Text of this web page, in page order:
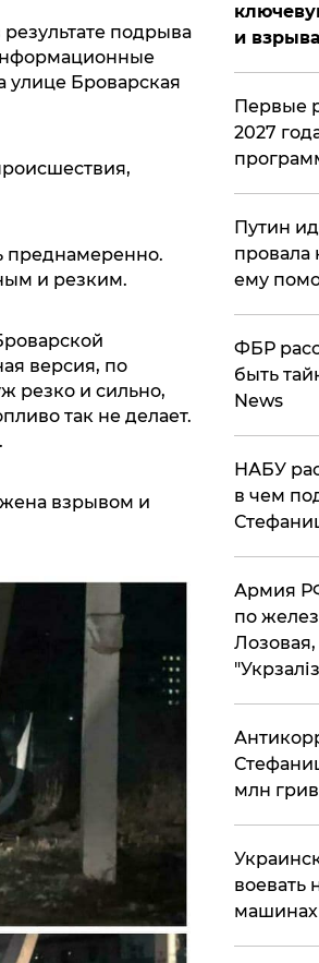
подрыва
улице Броварская
преднамеренно.
и резким.
версия, по
резко и сильно,
так не делает.
взрывом и
и
Первые
2027
Путин
провала
ему
ФБР
быть
News
НАБУ
в чем
Армия
по
млн
воевать